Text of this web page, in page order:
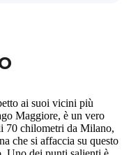
ai suoi vicini più
Maggiore, è un vero
70 chilometri da Milano,
che si affaccia su questo